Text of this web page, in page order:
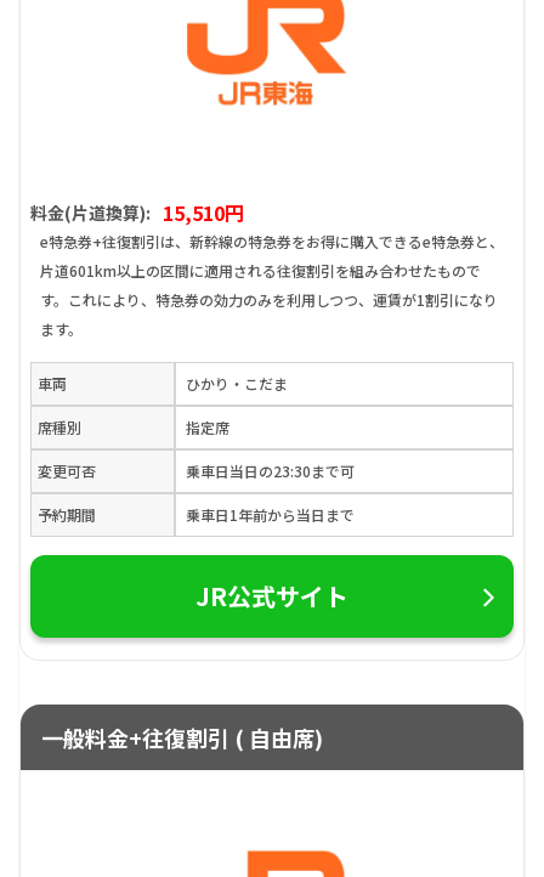
料金(片道換算): 15,510円
e特急券+往復割引は、新幹線の特急券をお得に購入できるe特急券と、
片道601km以上の区間に適用される往復割引を組み合わせたもので
す。これにより、特急券の効力のみを利用しつつ、運賃が1割引になり
ます。
車両 ひかり・こだま
席種別 指定席
変更可否 乗車日当日の23:30まで可
予約期間 乗車日1年前から当日まで
JR公式サイト
一般料金+往復割引 ( 自由席)